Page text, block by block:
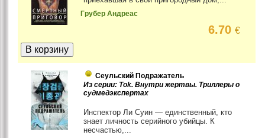
Грубер Андреас
6.70€
Сеульский Подражатель
Из серии: Tok. Внутри жертвы. Триллеры о
судмедэкспертах
Инспектор Ли Суин — единственный, кто
знает личность серийного убийцы. К
несчастью,...